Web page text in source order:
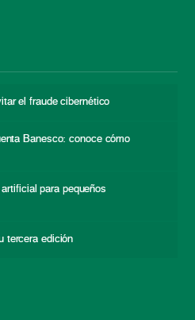
el fraude cibernético
Banesco: conoce cómo
para pequeños
tercera edición